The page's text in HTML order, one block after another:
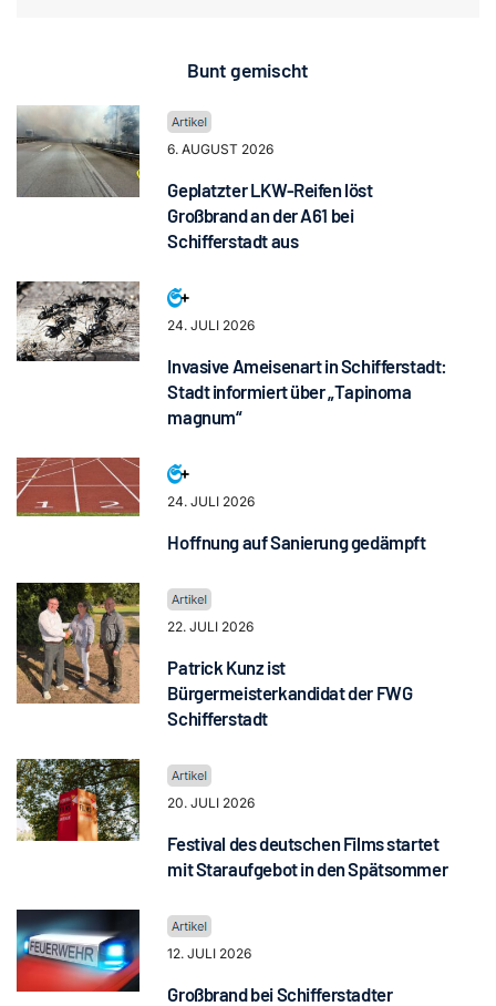
Bunt gemischt
6. AUGUST 2026
Geplatzter LKW-Reifen löst
Großbrand an der A61 bei
Schifferstadt aus
24. JULI 2026
Invasive Ameisenart in Schifferstadt:
Stadt informiert über „Tapinoma
magnum“
24. JULI 2026
Hoffnung auf Sanierung gedämpft
22. JULI 2026
Patrick Kunz ist
Bürgermeisterkandidat der FWG
Schifferstadt
20. JULI 2026
Festival des deutschen Films startet
mit Staraufgebot in den Spätsommer
12. JULI 2026
Großbrand bei Schifferstadter